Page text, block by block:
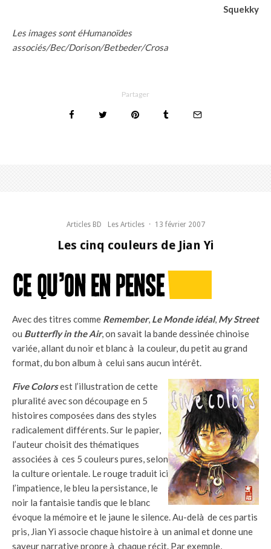
Squekky
Les images sont éHumanoïdes
associés/Bec/Dorison/Betbeder/Crosa
Partager
Articles BD Les Articles · 13 février 2007
Les cinq couleurs de Jian Yi
Avec des titres comme Remember, Le Monde idéal, My Street
ou Butterfly in the Air, on savait la bande dessinée chinoise
variée, allant du noir et blanc à la couleur, du petit au grand
format, du bon album à celui sans aucun intérêt.
Five Colorsest l’illustration de cette
pluralité avec son découpage en 5
histoires composées dans des styles
radicalement différents. Sur le papier,
l’auteur choisit des thématiques
associées à ces 5 couleurs pures, selon
la culture orientale. Le rouge traduit ici
l’impatience, le bleu la persistance, le
noir la fantaisie tandis que le blanc
évoque la mémoire et le jaune le silence. Au-delà de ces partis
pris, Jian Yi associe chaque histoire à un animal et donne une
saveur narrative propre à chaque récit. Par exemple,